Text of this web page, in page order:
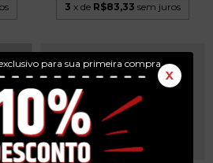
para sua primeira compra.
X
3 x de R$83,33 sem juros